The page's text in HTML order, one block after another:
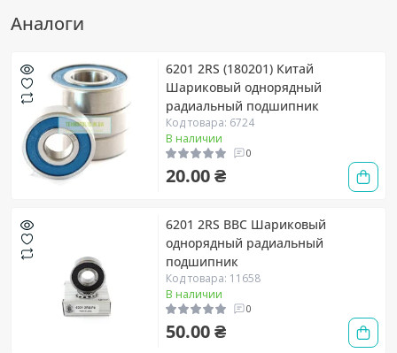
Аналоги
6201 2RS (180201) Китай
Шариковый однорядный
радиальный подшипник
Код товара: 6724
В наличии
0
20.00 ₴
6201 2RS BBC Шариковый
однорядный радиальный
подшипник
Код товара: 11658
В наличии
0
50.00 ₴